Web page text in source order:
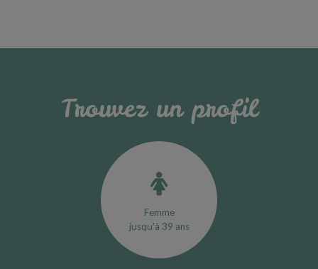
Trouvez un profil
Femme
jusqu'à 39 ans